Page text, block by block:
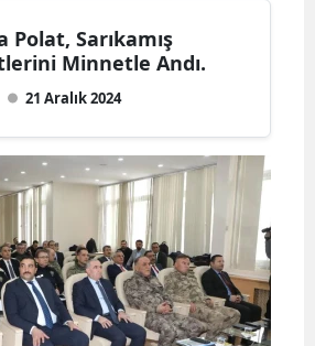
Polat, Sarıkamış
Minnetle Andı.
21 Aralık 2024